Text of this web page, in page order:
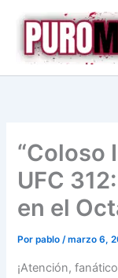
contenido
“Coloso
UFC
en el
Porpablo/marzo 6,
¡Atención,